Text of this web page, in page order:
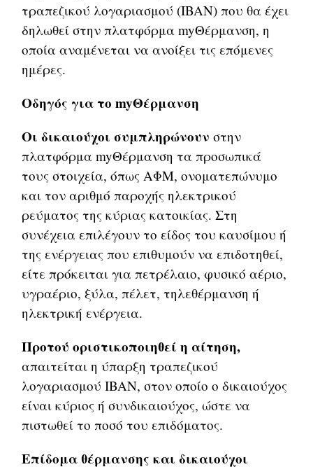
τραπεζικού λογαριασμού (IBAN) που θα έχει
δηλωθεί στην πλατφόρμα myΘέρμανση, η
οποία αναμένεται να ανοίξει τις επόμενες
ημέρες.
Οδηγός για το myΘέρμανση
Οι δικαιούχοι συμπληρώνουν στην
πλατφόρμα myΘέρμανση τα προσωπικά
τους στοιχεία, όπως ΑΦΜ, ονοματεπώνυμο
και τον αριθμό παροχής ηλεκτρικού
ρεύματος της κύριας κατοικίας. Στη
συνέχεια επιλέγουν το είδος του καυσίμου ή
της ενέργειας που επιθυμούν να επιδοτηθεί,
είτε πρόκειται για πετρέλαιο, φυσικό αέριο,
υγραέριο, ξύλα, πέλετ, τηλεθέρμανση ή
ηλεκτρική ενέργεια.
Προτού οριστικοποιηθεί η αίτηση,
απαιτείται η ύπαρξη τραπεζικού
λογαριασμού IBAN, στον οποίο ο δικαιούχος
είναι κύριος ή συνδικαιούχος, ώστε να
πιστωθεί το ποσό του επιδόματος.
Επίδομα θέρμανσης και δικαιούχοι